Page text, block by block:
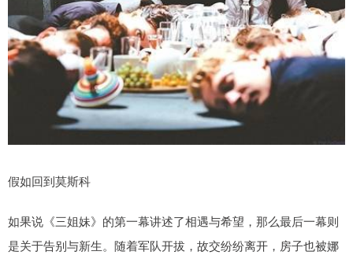
假如回到莫斯科
如果说《三姐妹》的第一幕讲述了相遇与希望，那么最后一幕则
是关于告别与新生。随着军队开拔，故交纷纷离开，房子也被娜